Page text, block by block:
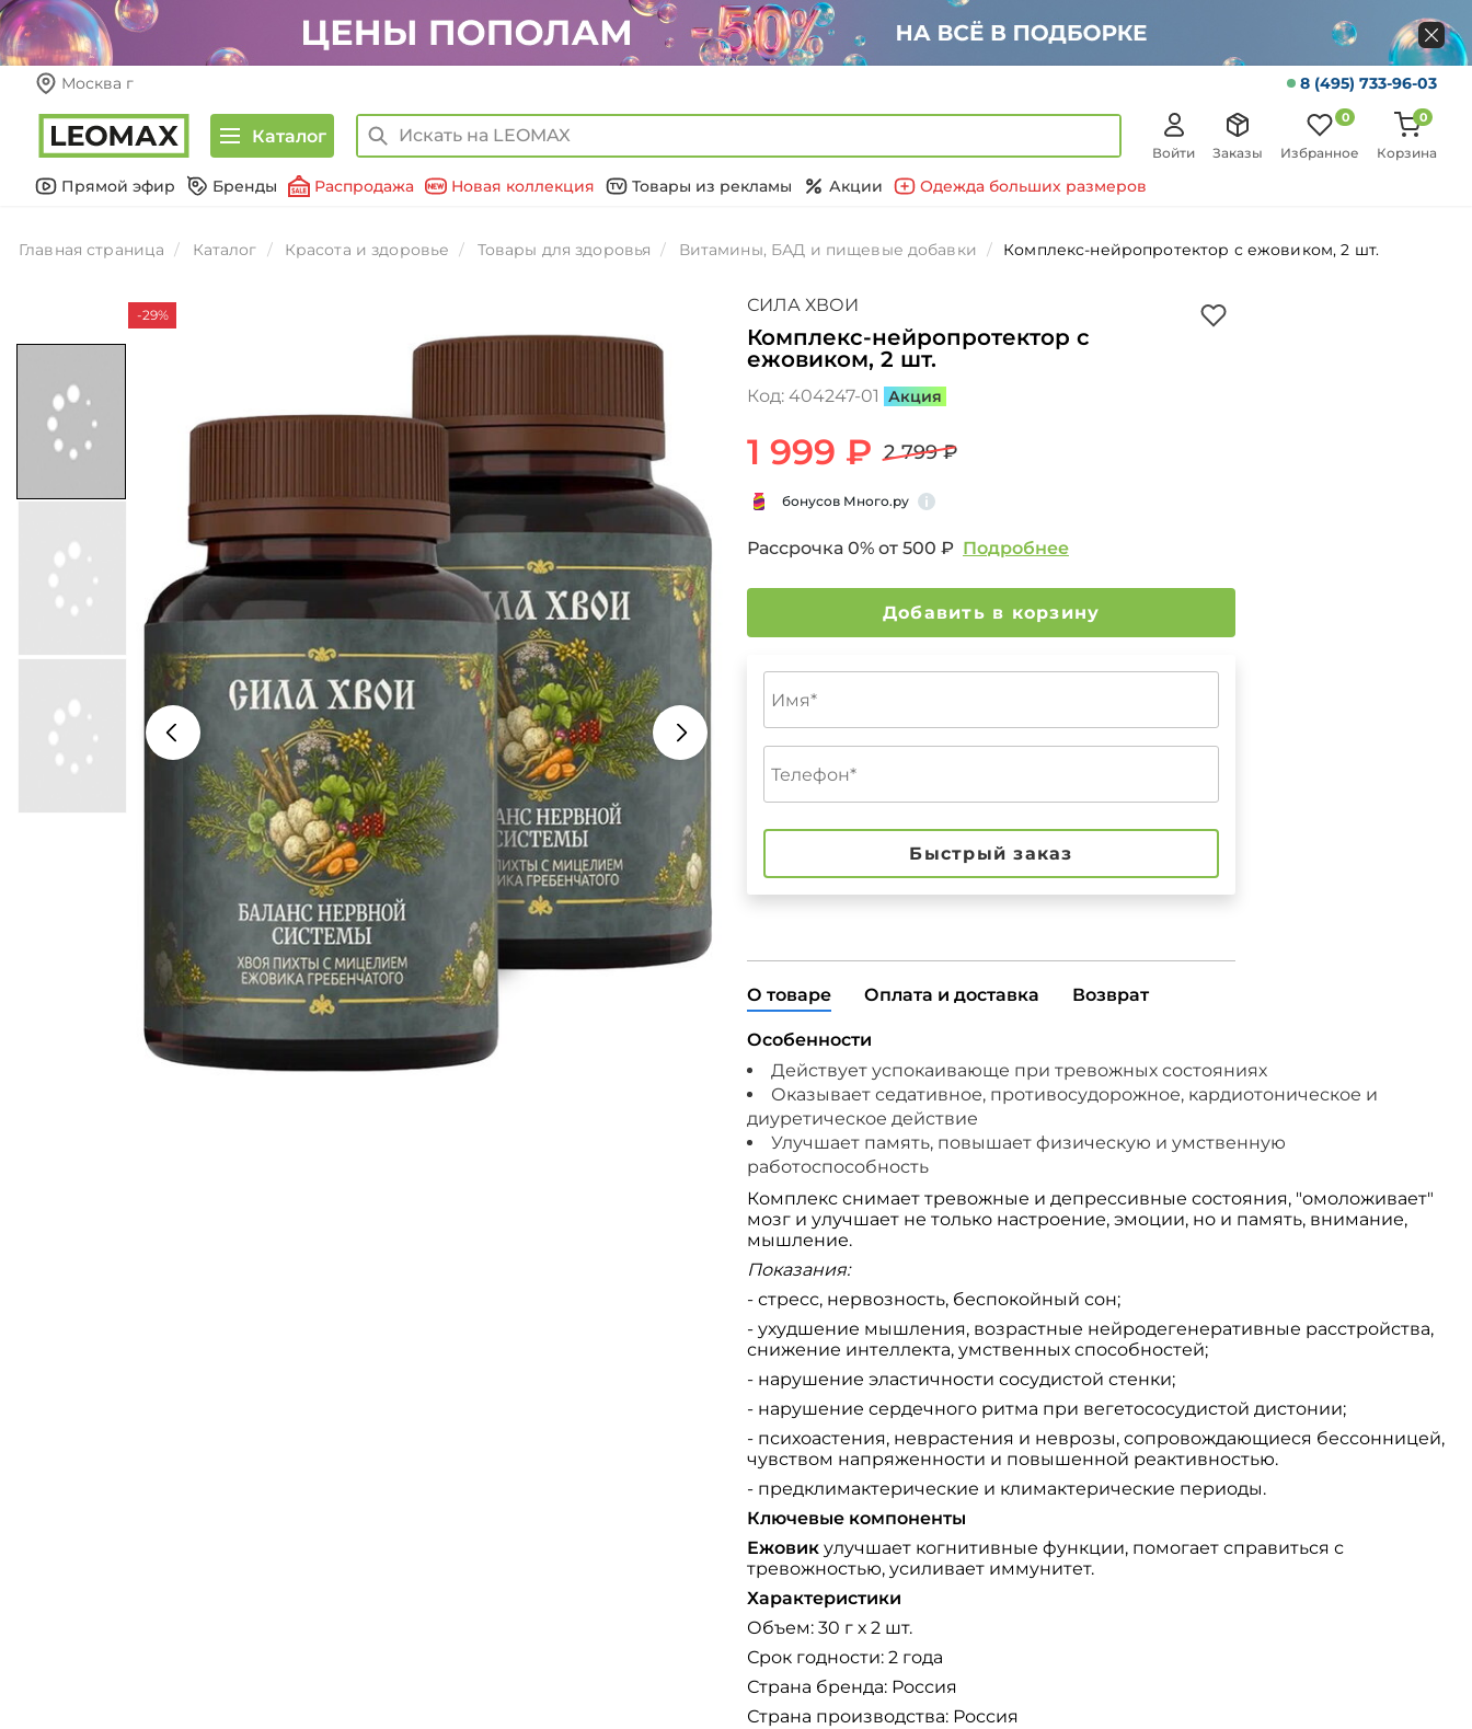
Москва г 8 (495) 733-96-03
Каталог
Войти Заказы Избранное
0
Корзина
0
Прямой эфир Бренды Распродажа Новая коллекция Товары из рекламы Акции Одежда больших размеров
Главная страница Каталог Красота и здоровье Товары для здоровья Витамины, БАД и пищевые добавки Комплекс-нейропротектор с ежовиком, 2 шт.
-29% СИЛА ХВОИ
Комплекс-нейропротектор с
ежовиком, 2 шт.
Код: 404247-01 Акция
1 999 ₽ 2 799 ₽
бонусов Много.ру
Рассрочка 0% от 500 ₽ Подробнее
Добавить в корзину
Быстрый заказ
О товаре Оплата и доставка Возврат
Особенности
Действует успокаивающе при тревожных состояниях
Оказывает седативное, противосудорожное, кардиотоническое и
диуретическое действие
Улучшает память, повышает физическую и умственную
работоспособность
Комплекс снимает тревожные и депрессивные состояния, "омоложивает"
мозг и улучшает не только настроение, эмоции, но и память, внимание,
мышление.
Показания:
- стресс, нервозность, беспокойный сон;
- ухудшение мышления, возрастные нейродегенеративные расстройства,
снижение интеллекта, умственных способностей;
- нарушение эластичности сосудистой стенки;
- нарушение сердечного ритма при вегетососудистой дистонии;
- психоастения, неврастения и неврозы, сопровождающиеся бессонницей,
чувством напряженности и повышенной реактивностью.
- предклимактерические и климактерические периоды.
Ключевые компоненты
Ежовик улучшает когнитивные функции, помогает справиться с
тревожностью, усиливает иммунитет.
Характеристики
Объем: 30 г х 2 шт.
Срок годности: 2 года
Страна бренда: Россия
Страна производства: Россия